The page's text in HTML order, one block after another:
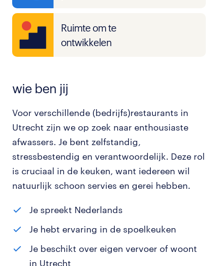
Ruimte om te
ontwikkelen
wie ben jij
Voor verschillende (bedrijfs)restaurants in
Utrecht zijn we op zoek naar enthousiaste
afwassers. Je bent zelfstandig,
stressbestendig en verantwoordelijk. Deze rol
is cruciaal in de keuken, want iedereen wil
natuurlijk schoon servies en gerei hebben.
Je spreekt Nederlands
Je hebt ervaring in de spoelkeuken
Je beschikt over eigen vervoer of woont
in Utrecht